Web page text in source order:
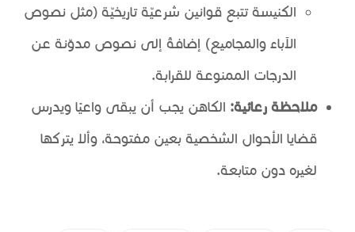
الكنيسة تتبع قوانين شرعيّة تاريخيّة (مثل نصوص
الآباء والمجاميع) إضافةً إلى نصوص مدوّنة عن
الدرجات الممنوعة للقرابة.
ملاحظة رعائية: الكاهن يجب أن يبقى واعيًا ويدرس
قضايا الأحوال الشخصية بعين مفتوحة، وألا يتركها
لغيره دون متابعة.